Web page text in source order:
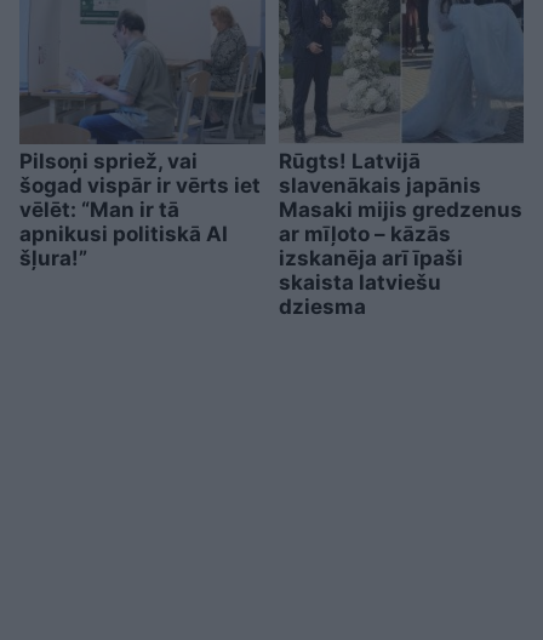
Pilsoņi spriež, vai
šogad vispār ir vērts iet
vēlēt: “Man ir tā
apnikusi politiskā AI
šļura!”
Rūgts! Latvijā
slavenākais japānis
Masaki mijis gredzenus
ar mīļoto – kāzās
izskanēja arī īpaši
skaista latviešu
dziesma